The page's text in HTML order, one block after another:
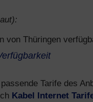
von Thüringen
Tarife des
Kabel Internet